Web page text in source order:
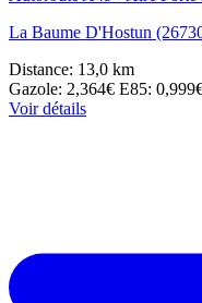
La Baume D'Hostun
Distance: 13,0 km
Gazole: 2,364€ E85:
Voir détails